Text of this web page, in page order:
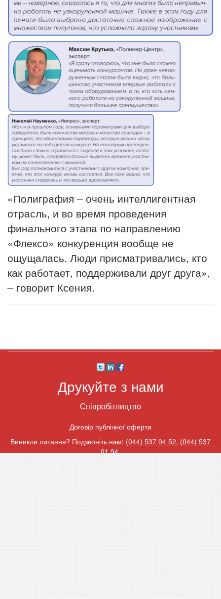
«Полиграфия – очень интеллигентная
отрасль, и во время проведения
финального этапа по направлению
«Флексо» конкуренция вообще не
ощущалась. Люди присматривались, кто
как работает, поддерживали друг друга»,
– говорит Ксения.
Друкуйте з нами
Співробітництво
Договір публічної оферти
Виникли питання? Подзвоніть нам: (044) 537 04 52, (044) 537
01 94.